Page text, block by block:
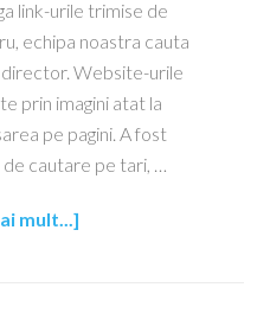
link-urile trimise de
echipa noastra cauta
director. Website-urile
prin imagini atat la
pe pagini. A fost
de cautare pe tari, …
mult...]